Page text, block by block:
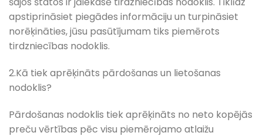
apstiprināsiet piegādes informāciju un turpināsiet
norēķināties, jūsu pasūtījumam tiks piemērots
tirdzniecības nodoklis.
2.Kā tiek aprēķināts pārdošanas un lietošanas
nodoklis?
Pārdošanas nodoklis tiek aprēķināts no neto kopējās
preču vērtības pēc visu piemērojamo atlaižu